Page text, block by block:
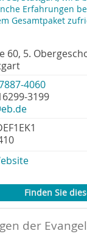
Erfahrungen
Gesamtpaket
60, 5.
4060
3199
Finden Sie
der